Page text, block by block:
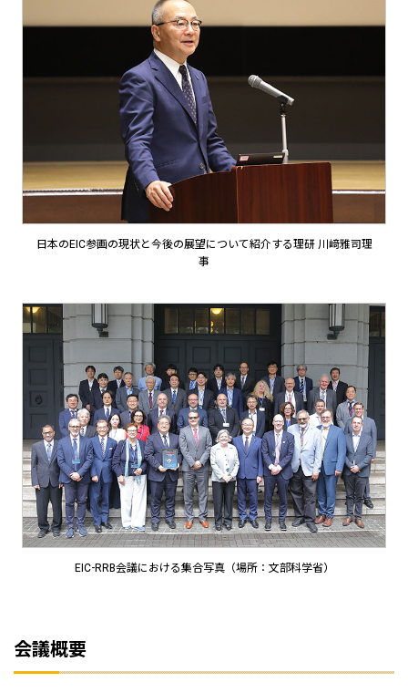
日本のEIC参画の現状と今後の展望について紹介する理研 川﨑雅司理
事
EIC-RRB会議における集合写真（場所：文部科学省）
会議概要